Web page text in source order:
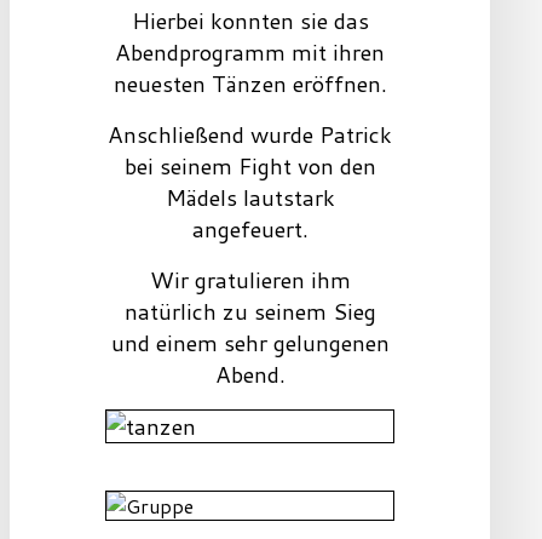
Hierbei konnten sie das
Abendprogramm mit ihren
neuesten Tänzen eröffnen.
Anschließend wurde Patrick
bei seinem Fight von den
Mädels lautstark
angefeuert.
Wir gratulieren ihm
natürlich zu seinem Sieg
und einem sehr gelungenen
Abend.